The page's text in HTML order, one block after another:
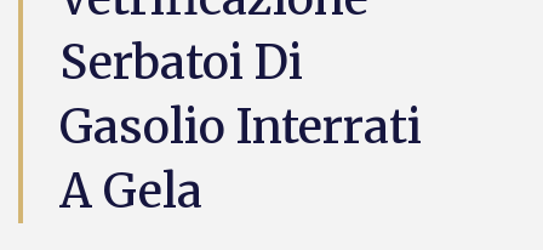
Serbatoi Di
Gasolio Interrati
A Gela